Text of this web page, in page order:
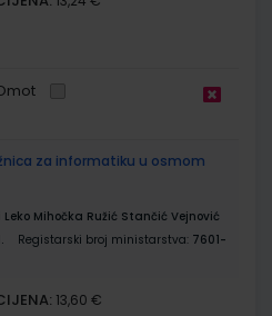
za informatiku u osmom
Leko Mihočka Ružić Stančić Vejnović
Registarski broj ministarstva: 7601-
13,60 €